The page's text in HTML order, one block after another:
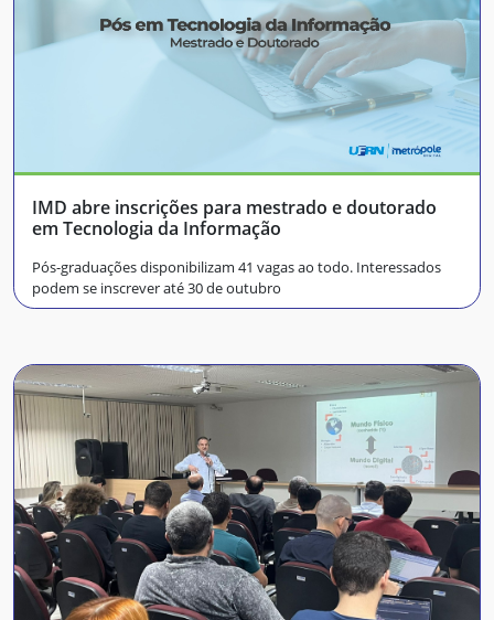
IMD abre inscrições para mestrado e doutorado
em Tecnologia da Informação
Pós-graduações disponibilizam 41 vagas ao todo. Interessados
podem se inscrever até 30 de outubro